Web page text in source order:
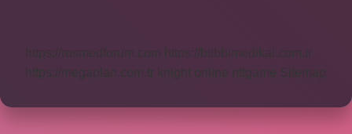
https://rosmedforum.com
https://btibbimedikal.com.tr
https://megaplan.com.tr knight online nttgame Sitemap